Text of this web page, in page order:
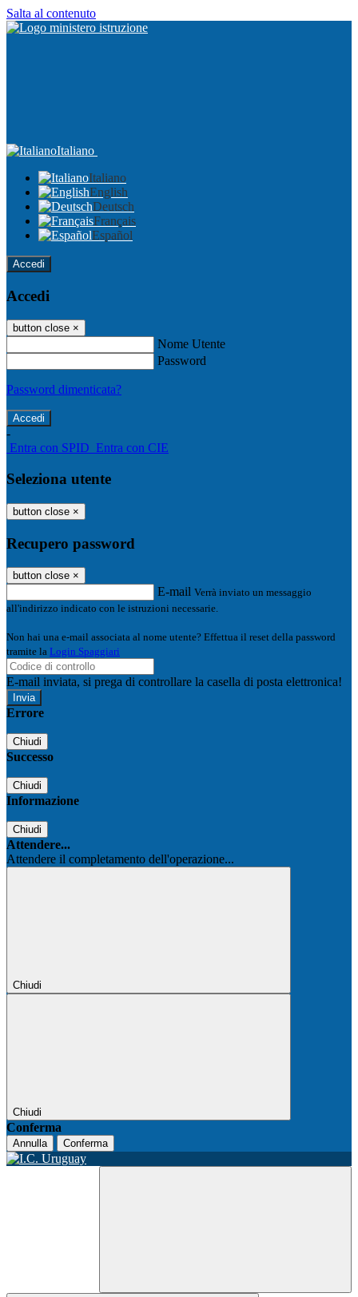
Salta al contenuto
Italiano
Italiano
English
Deutsch
Français
Español
Accedi
Accedi
button close ×
Nome Utente
Password
Password dimenticata?
-
Entra con SPID Entra con CIE
Seleziona utente
button close ×
Recupero password
button close ×
E-mail Verrà inviato un messaggio
all'indirizzo indicato con le istruzioni necessarie.
Non hai una e-mail associata al nome utente? Effettua il reset della password
tramite la Login Spaggiari
E-mail inviata, si prega di controllare la casella di posta elettronica!
Errore
Chiudi
Successo
Chiudi
Informazione
Chiudi
Attendere...
Attendere il completamento dell'operazione...
Chiudi
Chiudi
Conferma
Annulla Conferma